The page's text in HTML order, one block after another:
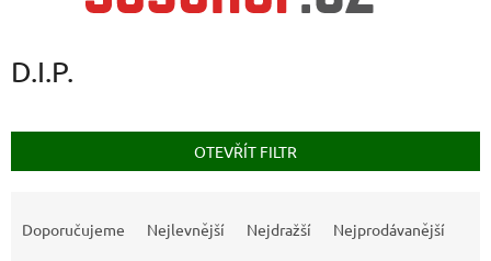
D.I.P.
OTEVŘÍT FILTR
Doporučujeme Nejlevnější Nejdražší Nejprodávanější